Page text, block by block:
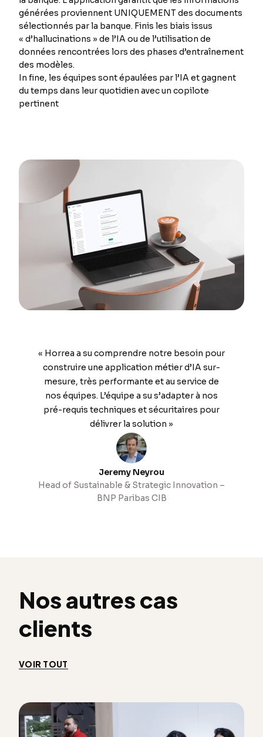
générées proviennent UNIQUEMENT des documents
sélectionnés par la banque. Finis les biais issus
« d’hallucinations » de l’IA ou de l’utilisation de
données rencontrées lors des phases d’entraînement
des modèles.
In fine, les équipes sont épaulées par l’IA et gagnent
du temps dans leur quotidien avec un copilote
pertinent
« Horrea a su comprendre notre besoin pour
construire une application métier d’IA sur-
mesure, très performante et au service de
nos équipes. L’équipe a su s’adapter à nos
pré-requis techniques et sécuritaires pour
délivrer la solution »
Jeremy Neyrou
Head of Sustainable & Strategic Innovation –
BNP Paribas CIB
Nos autres cas
clients
VOIR TOUT